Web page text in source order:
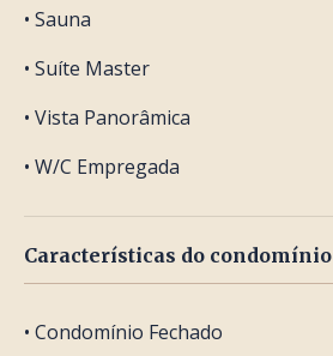
• Sauna
• Suíte Master
• Vista Panorâmica
• W/C Empregada
Características do condomínio
• Condomínio Fechado